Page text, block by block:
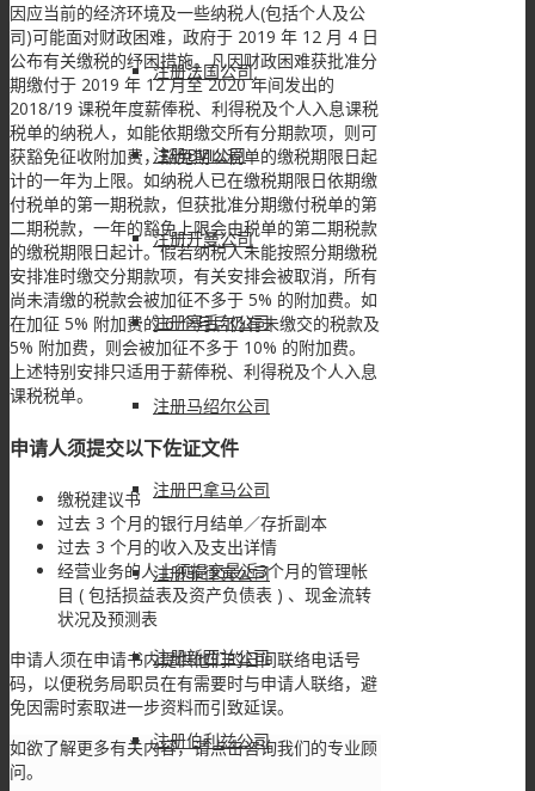
注册法国公司
注册BVI公司
注册开曼公司
注册塞舌尔公司
注册马绍尔公司
注册巴拿马公司
注册菲律宾公司
注册新西兰公司
注册伯利兹公司
因应当前的经济环境及一些纳税人(包括个人及公
司)可能面对财政困难，政府于 2019 年 12 月 4 日
公布有关缴税的纾困措施。凡因财政困难获批准分
期缴付于 2019 年 12 月至 2020 年间发出的
2018/19 课税年度薪俸税、利得税及个人入息课税
税单的纳税人，如能依期缴交所有分期款项，则可
获豁免征收附加费，豁免期以税单的缴税期限日起
计的一年为上限。如纳税人已在缴税期限日依期缴
付税单的第一期税款，但获批准分期缴付税单的第
二期税款，一年的豁免上限会由税单的第二期税款
的缴税期限日起计。假若纳税人未能按照分期缴税
安排准时缴交分期款项，有关安排会被取消，所有
尚未清缴的税款会被加征不多于 5% 的附加费。如
在加征 5% 附加费的 6 个月后仍有未缴交的税款及
5% 附加费，则会被加征不多于 10% 的附加费。
上述特别安排只适用于薪俸税、利得税及个人入息
课税税单。
申请人须提交以下佐证文件
缴税建议书
过去 3 个月的银行月结单／存折副本
过去 3 个月的收入及支出详情
经营业务的人士须提交最近3个月的管理帐
目 ( 包括损益表及资产负债表 ) 、现金流转
状况及预测表
申请人须在申请书内提供他们的日间联络电话号
码，以便税务局职员在有需要时与申请人联络，避
免因需时索取进一步资料而引致延误。
如欲了解更多有关内容，请点击咨询我们的专业顾
问。